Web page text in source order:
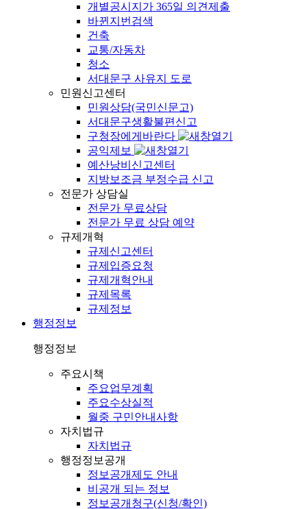
개별공시지가 365일 의견제출
바뀐지번검색
건축
교통/자동차
청소
서대문구 사유지 도로
민원신고센터
민원상담(국민신문고)
서대문구생활불편신고
구청장에게바란다
공익제보
예산낭비신고센터
지방보조금 부정수급 신고
전문가 상담실
전문가 무료상담
전문가 무료 상담 예약
규제개혁
규제신고센터
규제입증요청
규제개혁안내
규제목록
규제정보
행정정보
행정정보
주요시책
주요업무계획
주요수상실적
월중 구민안내사항
자치법규
자치법규
행정정보공개
정보공개제도 안내
비공개 되는 정보
정보공개청구(신청/확인)